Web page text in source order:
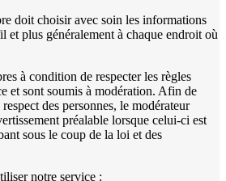
doit choisir avec soin les informations
et plus généralement à chaque endroit où
à condition de respecter les règles
et sont soumis à modération. Afin de
des personnes, le modérateur
préalable lorsque celui-ci est
sous le coup de la loi et des
notre service :